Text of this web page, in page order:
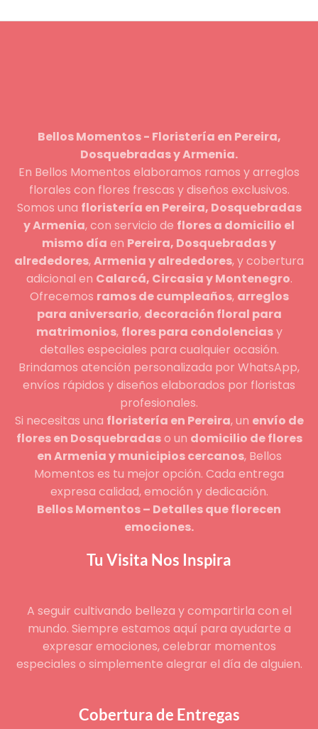
Bellos Momentos - Floristería en Pereira,
Dosquebradas y Armenia.
En Bellos Momentos elaboramos ramos y arreglos
florales con flores frescas y diseños exclusivos.
Somos una floristería en Pereira, Dosquebradas
y Armenia, con servicio de flores a domicilio el
mismo día en Pereira, Dosquebradas y
alrededores,Armenia y alrededores, y cobertura
adicional en Calarcá, Circasia y Montenegro.
Ofrecemos ramos de cumpleaños, arreglos
para aniversario, decoración floral para
matrimonios, flores para condolenciasy
detalles especiales para cualquier ocasión.
Brindamos atención personalizada por WhatsApp,
envíos rápidos y diseños elaborados por floristas
profesionales.
Si necesitas una floristería en Pereira, un envío de
flores en Dosquebradaso un domicilio de flores
en Armenia y municipios cercanos, Bellos
Momentos es tu mejor opción. Cada entrega
expresa calidad, emoción y dedicación.
Bellos Momentos – Detalles que florecen
emociones.
Tu Visita Nos Inspira
A seguir cultivando belleza y compartirla con el
mundo. Siempre estamos aquí para ayudarte a
expresar emociones, celebrar momentos
especiales o simplemente alegrar el día de alguien.
Cobertura de Entregas